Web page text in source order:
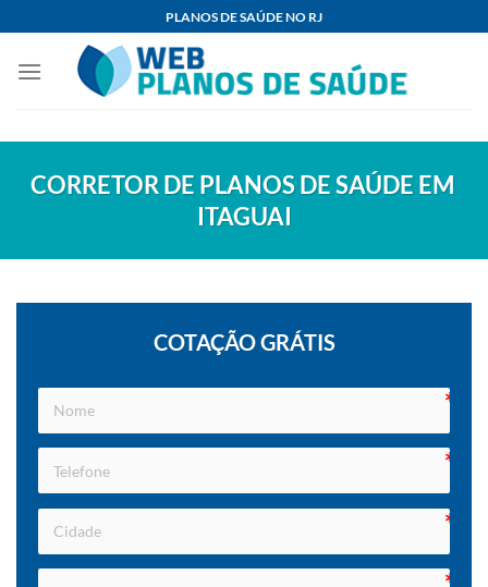
content
PLANOS DE SAÚDE NO RJ
CORRETOR DE PLANOS DE SAÚDE EM
ITAGUAI
COTAÇÃO GRÁTIS